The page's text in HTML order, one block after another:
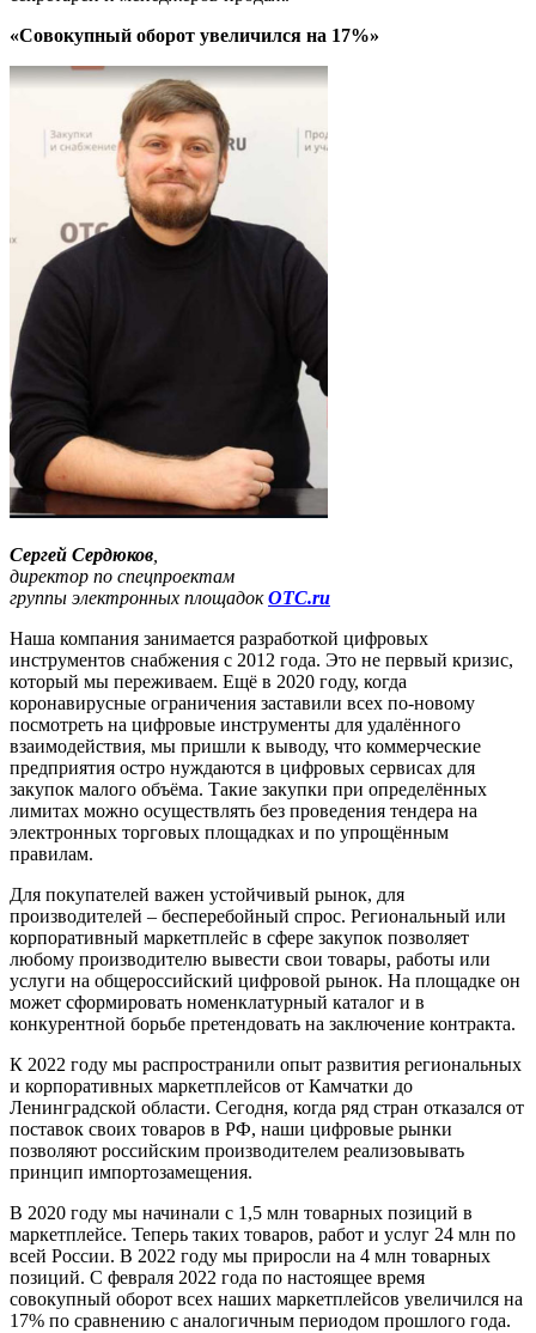
«Совокупный оборот увеличился на 17%»
Сергей Сердюков,
директор по спецпроектам
группы электронных площадокОТС.ru
Наша компания занимается разработкой цифровых
инструментов снабжения с 2012 года. Это не первый кризис,
который мы переживаем. Ещё в 2020 году, когда
коронавирусные ограничения заставили всех по-новому
посмотреть на цифровые инструменты для удалённого
взаимодействия, мы пришли к выводу, что коммерческие
предприятия остро нуждаются в цифровых сервисах для
закупок малого объёма. Такие закупки при определённых
лимитах можно осуществлять без проведения тендера на
электронных торговых площадках и по упрощённым
правилам.
Для покупателей важен устойчивый рынок, для
производителей – бесперебойный спрос. Региональный или
корпоративный маркетплейс в сфере закупок позволяет
любому производителю вывести свои товары, работы или
услуги на общероссийский цифровой рынок. На площадке он
может сформировать номенклатурный каталог и в
конкурентной борьбе претендовать на заключение контракта.
К 2022 году мы распространили опыт развития региональных
и корпоративных маркетплейсов от Камчатки до
Ленинградской области. Сегодня, когда ряд стран отказался от
поставок своих товаров в РФ, наши цифровые рынки
позволяют российским производителем реализовывать
принцип импортозамещения.
В 2020 году мы начинали с 1,5 млн товарных позиций в
маркетплейсе. Теперь таких товаров, работ и услуг 24 млн по
всей России. В 2022 году мы приросли на 4 млн товарных
позиций. С февраля 2022 года по настоящее время
совокупный оборот всех наших маркетплейсов увеличился на
17% по сравнению с аналогичным периодом прошлого года.